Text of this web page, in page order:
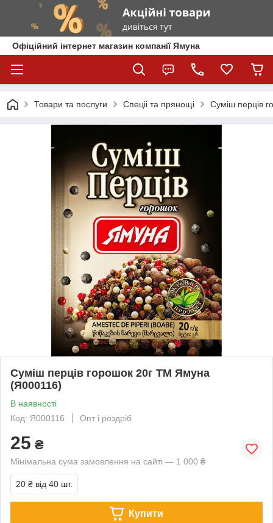
Офіційний інтернет магазин компанії Ямуна
Товари та послуги Спеціі та прянощі Суміш перців
Суміш перців горошок 20г ТМ Ямуна
(Я000116)
В наявності
Код: Я000116
Опт і роздріб
25 ₴
Мінімальна сума замовлення на сайті — 1 000 ₴
20 ₴ від 40 шт.
Купити